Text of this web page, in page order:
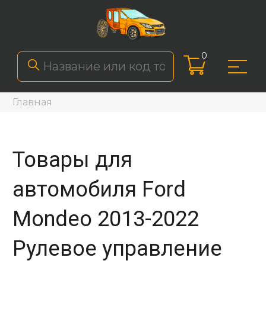
0
Главная
Товары для
автомобиля Ford
Mondeo 2013-2022
Рулевое управление